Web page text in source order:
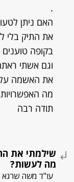
.
האם ניתן
את התיק בלי
בקופה
וגם אשתי
את האשמה על
מה
תודה רבה
שילמתי את
מה לעשות?
עו"ד משה שרגא